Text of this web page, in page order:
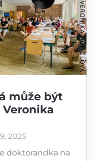
může být
2025
doktorandka na